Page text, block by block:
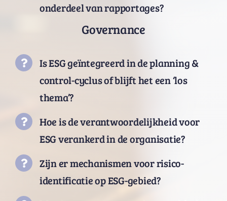
onderdeel van rapportages?
Governance
Is ESG geïntegreerd in de planning &
control-cyclus of blijft het een ‘los
thema’?
Hoe is de verantwoordelijkheid voor
ESG verankerd in de organisatie?
Zijn er mechanismen voor risico-
identificatie op ESG-gebied?